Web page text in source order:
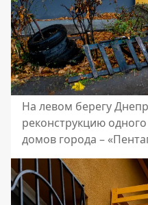
На левом берегу
реконструкцию
домов города –